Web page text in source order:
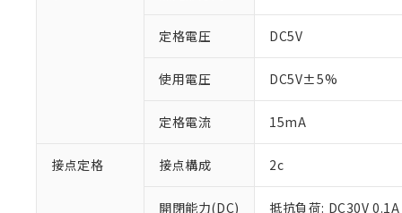
定格電圧 DC5V
使用電圧 DC5V±5%
定格電流 15mA
接点定格 接点構成 2c
開閉能力(DC) 抵抗負荷: DC30V 0.1A
対応予定：EU